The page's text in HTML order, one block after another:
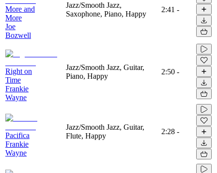
More and
More
Joe
Bozwell
Jazz/Smooth Jazz,
Saxophone, Piano, Happy
2:41 -
Right on
Time
Frankie
Wayne
Jazz/Smooth Jazz, Guitar,
Piano, Happy
2:50 -
Pacifica
Frankie
Wayne
Jazz/Smooth Jazz, Guitar,
Flute, Happy
2:28 -